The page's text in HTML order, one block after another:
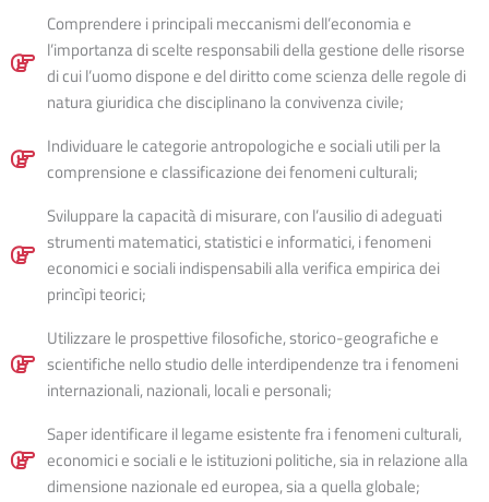
Comprendere i principali meccanismi dell’economia e
l’importanza di scelte responsabili della gestione delle risorse
di cui l’uomo dispone e del diritto come scienza delle regole di
natura giuridica che disciplinano la convivenza civile;
Individuare le categorie antropologiche e sociali utili per la
comprensione e classificazione dei fenomeni culturali;
Sviluppare la capacità di misurare, con l’ausilio di adeguati
strumenti matematici, statistici e informatici, i fenomeni
economici e sociali indispensabili alla verifica empirica dei
princìpi teorici;
Utilizzare le prospettive filosofiche, storico-geografiche e
scientifiche nello studio delle interdipendenze tra i fenomeni
internazionali, nazionali, locali e personali;
Saper identificare il legame esistente fra i fenomeni culturali,
economici e sociali e le istituzioni politiche, sia in relazione alla
dimensione nazionale ed europea, sia a quella globale;